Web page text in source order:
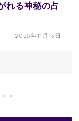
れる神秘の占
2025年11月13日